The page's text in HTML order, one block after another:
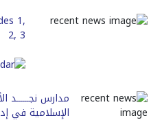
1,
2, 3
مدارس
الإسلامية في